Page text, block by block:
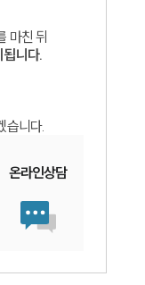
마친 뒤
됩니다.
습니다.
온라인상담